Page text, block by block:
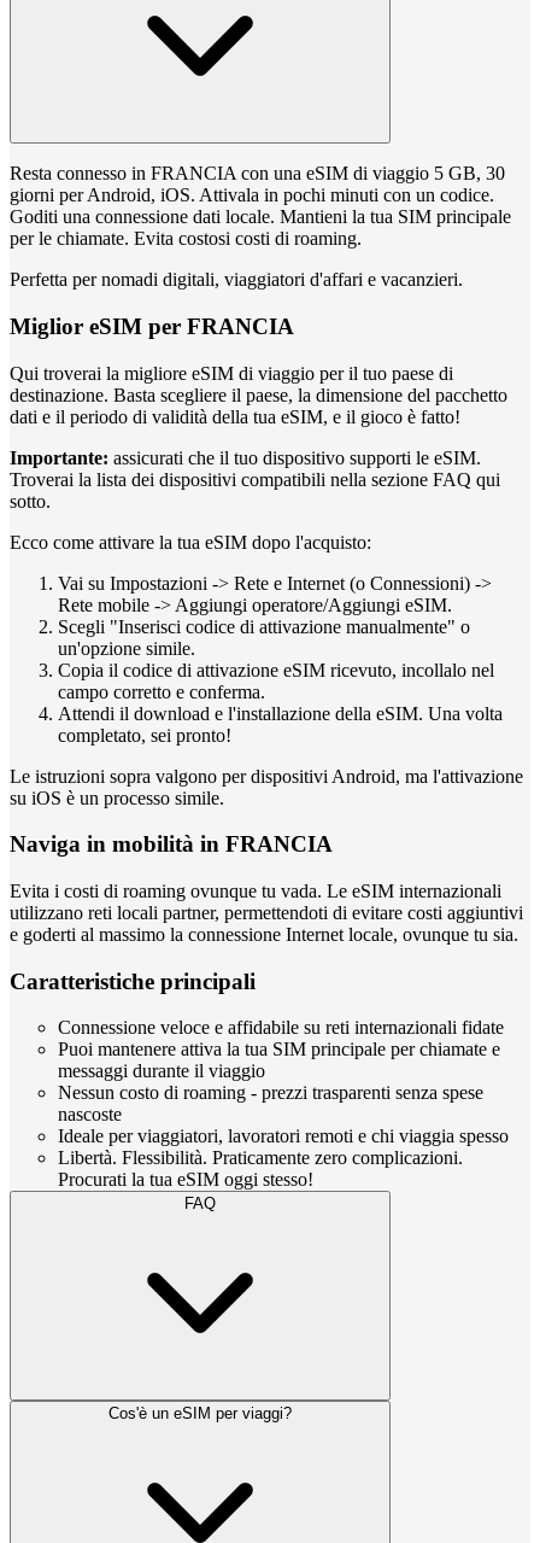
Resta connesso in FRANCIA con una eSIM di viaggio 5 GB, 30
giorni per Android, iOS. Attivala in pochi minuti con un codice.
Goditi una connessione dati locale. Mantieni la tua SIM principale
per le chiamate. Evita costosi costi di roaming.
Perfetta per nomadi digitali, viaggiatori d'affari e vacanzieri.
Miglior eSIM per FRANCIA
Qui troverai la migliore eSIM di viaggio per il tuo paese di
destinazione. Basta scegliere il paese, la dimensione del pacchetto
dati e il periodo di validità della tua eSIM, e il gioco è fatto!
Importante: assicurati che il tuo dispositivo supporti le eSIM.
Troverai la lista dei dispositivi compatibili nella sezione FAQ qui
sotto.
Ecco come attivare la tua eSIM dopo l'acquisto:
Vai su Impostazioni -> Rete e Internet (o Connessioni) ->
Rete mobile -> Aggiungi operatore/Aggiungi eSIM.
Scegli "Inserisci codice di attivazione manualmente" o
un'opzione simile.
Copia il codice di attivazione eSIM ricevuto, incollalo nel
campo corretto e conferma.
Attendi il download e l'installazione della eSIM. Una volta
completato, sei pronto!
Le istruzioni sopra valgono per dispositivi Android, ma l'attivazione
su iOS è un processo simile.
Naviga in mobilità in FRANCIA
Evita i costi di roaming ovunque tu vada. Le eSIM internazionali
utilizzano reti locali partner, permettendoti di evitare costi aggiuntivi
e goderti al massimo la connessione Internet locale, ovunque tu sia.
Caratteristiche principali
Connessione veloce e affidabile su reti internazionali fidate
Puoi mantenere attiva la tua SIM principale per chiamate e
messaggi durante il viaggio
Nessun costo di roaming - prezzi trasparenti senza spese
nascoste
Ideale per viaggiatori, lavoratori remoti e chi viaggia spesso
Libertà. Flessibilità. Praticamente zero complicazioni.
Procurati la tua eSIM oggi stesso!
FAQ
Cos'è un eSIM per viaggi?